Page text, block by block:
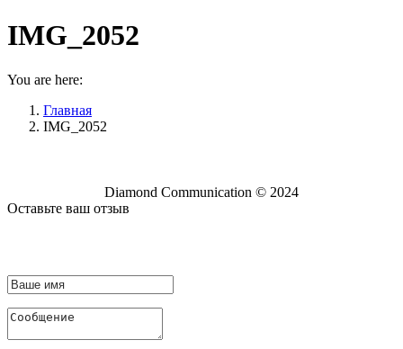
IMG_2052
You are here:
Главная
IMG_2052
Diamond Communication © 2024
Оставьте ваш отзыв